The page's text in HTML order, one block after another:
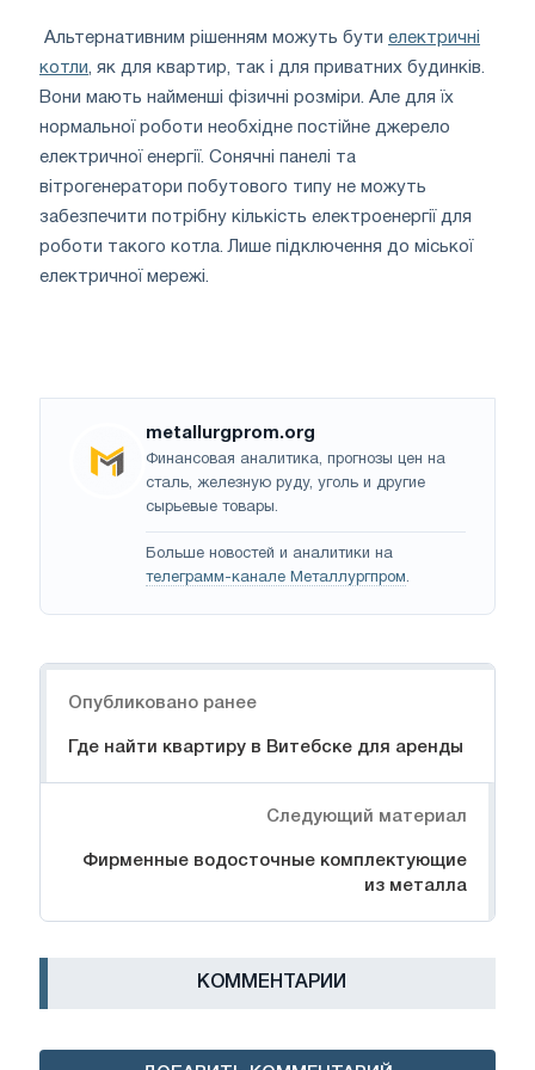
Альтернативним рішенням можуть бути електричні
котли, як для квартир, так і для приватних будинків.
Вони мають найменші фізичні розміри. Але для їх
нормальної роботи необхідне постійне джерело
електричної енергії. Сонячні панелі та
вітрогенератори побутового типу не можуть
забезпечити потрібну кількість електроенергії для
роботи такого котла. Лише підключення до міської
електричної мережі.
metallurgprom.org
Финансовая аналитика, прогнозы цен на
сталь, железную руду, уголь и другие
сырьевые товары.
Больше новостей и аналитики на
телеграмм-канале Металлургпром.
Опубликовано ранее
Где найти квартиру в Витебске для аренды
Следующий материал
Фирменные водосточные комплектующие
из металла
КОММЕНТАРИИ